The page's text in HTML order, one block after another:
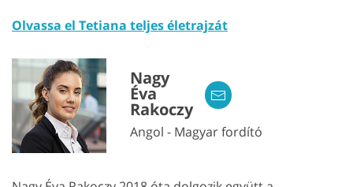
Olvassa el Tetiana teljes életrajzát
Nagy
Éva
Rakoczy
Angol - Magyar fordító